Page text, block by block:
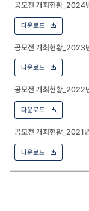
공모전 개최현황_2024
다운로드
공모전 개최현황_2023
다운로드
공모전 개최현황_2022
다운로드
공모전 개최현황_2021
다운로드